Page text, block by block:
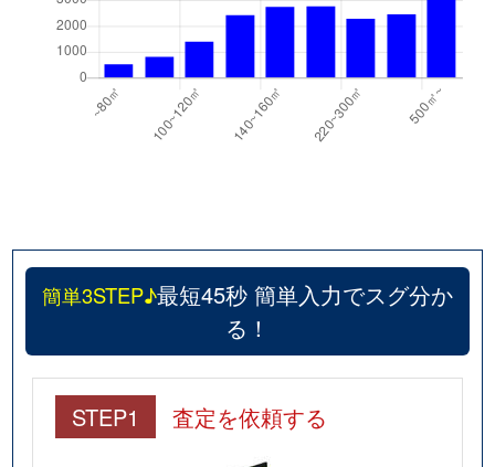
簡単3STEP♪最短45秒 簡単入力でスグ分か
る！
STEP1 査定を依頼する